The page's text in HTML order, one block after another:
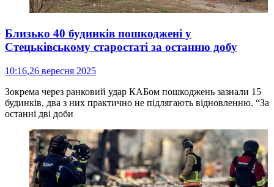
Близько 40 будинків пошкоджені у
Стецьківському старостаті за останню добу
10:16,26 вересня 2025
Зокрема через ранковий удар КАБом пошкоджень зазнали 15
будинків, два з них практично не підлягають відновленню. “За
останні дві доби